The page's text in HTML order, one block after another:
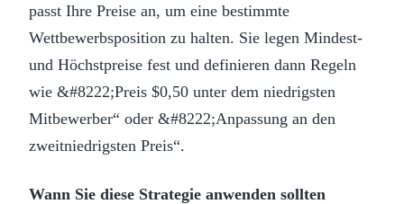
passt Ihre Preise an, um eine bestimmte
Wettbewerbsposition zu halten. Sie legen Mindest-
und Höchstpreise fest und definieren dann Regeln
wie &#8222;Preis $0,50 unter dem niedrigsten
Mitbewerber“ oder &#8222;Anpassung an den
zweitniedrigsten Preis“.
Wann Sie diese Strategie anwenden sollten